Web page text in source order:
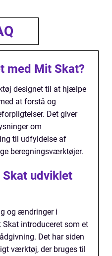
med Mit Skat?
designet til at hjælpe
at forstå og
Det giver
om
til udfyldelse af
beregningsværktøjer.
udviklet
og ændringer i
introduceret som et
Det har siden
værktøj, der bruges til